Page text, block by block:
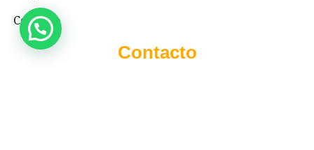
Contacto
Contacto